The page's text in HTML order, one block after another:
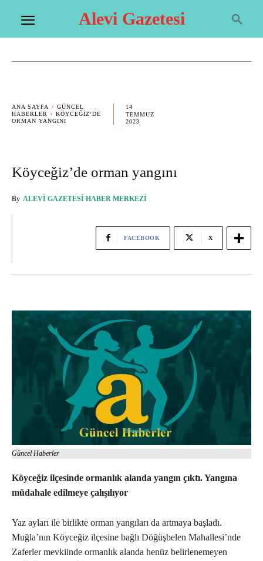
Alevi Gazetesi
ANA SAYFA
GÜNCEL
HABERLER
KÖYCEĞIZ’DE
ORMAN YANGINI
14
TEMMUZ
2023
Köyceğiz’de orman yangını
By ALEVI GAZETESI HABER MERKEZI
FACEBOOK X
Güncel Haberler
Köyceğiz ilçesinde ormanlık alanda yangın çıktı. Yangına
müdahale edilmeye çalışılıyor
Yaz ayları ile birlikte orman yangıları da artmaya başladı.
Muğla’nın Köyceğiz ilçesine bağlı Döğüşbelen Mahallesi’nde
Zaferler mevkiinde ormanlık alanda henüz belirlenemeyen